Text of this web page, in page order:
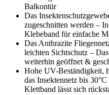
Balkontür
Das
zugeschnitten werden –
Klebeband für einfache
Das Anthrazite
leichten Sichtschutz –
weiterhin geöffnet &
Hohe UV-Beständigkeit,
das Insektennetz bis
Klettband lässt sich